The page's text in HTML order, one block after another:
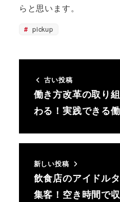
らと思います。
pickup
古い投稿
働き方改革の取り
わる！実践できる
新しい投稿
飲食店のアイドル
集客！空き時間で